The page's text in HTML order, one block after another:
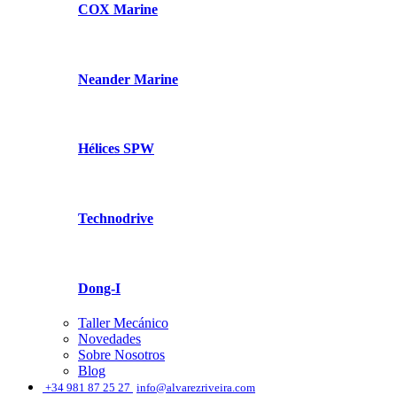
COX Marine
Neander Marine
Hélices SPW
Technodrive
Dong-I
Taller Mecánico
Novedades
Sobre Nosotros
Blog
+34 981 87 25 27 info@alvarezriveira.com